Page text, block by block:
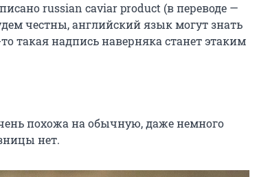
russian caviar product (в переводе —
честны, английский язык могут знать
такая надпись наверняка станет этаким
похожа на обычную, даже немного
нет.